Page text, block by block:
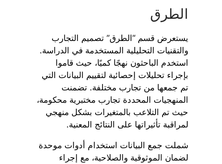
الطرق
يستعرض قسم “الطرق” تصميم التجارب
والتقنيات التحليلية المستخدمة في الدراسة.
استخدم الباحثون نهجًا كميًا، حيث قاموا
بإجراء تحليلات إحصائية لتقييم البيانات التي
تم جمعها من تجارب مختلفة. تضمنت
المنهجيات المحددة تجارب مختبرية محكومة،
حيث تم التلاعب بالمتغيرات بشكل منهجي
لمراقبة تأثيراتها على النتائج المعنية.
شملت جمع البيانات استخدام أدوات موحدة
لضمان الموثوقية والصلاحية، مع إجراء